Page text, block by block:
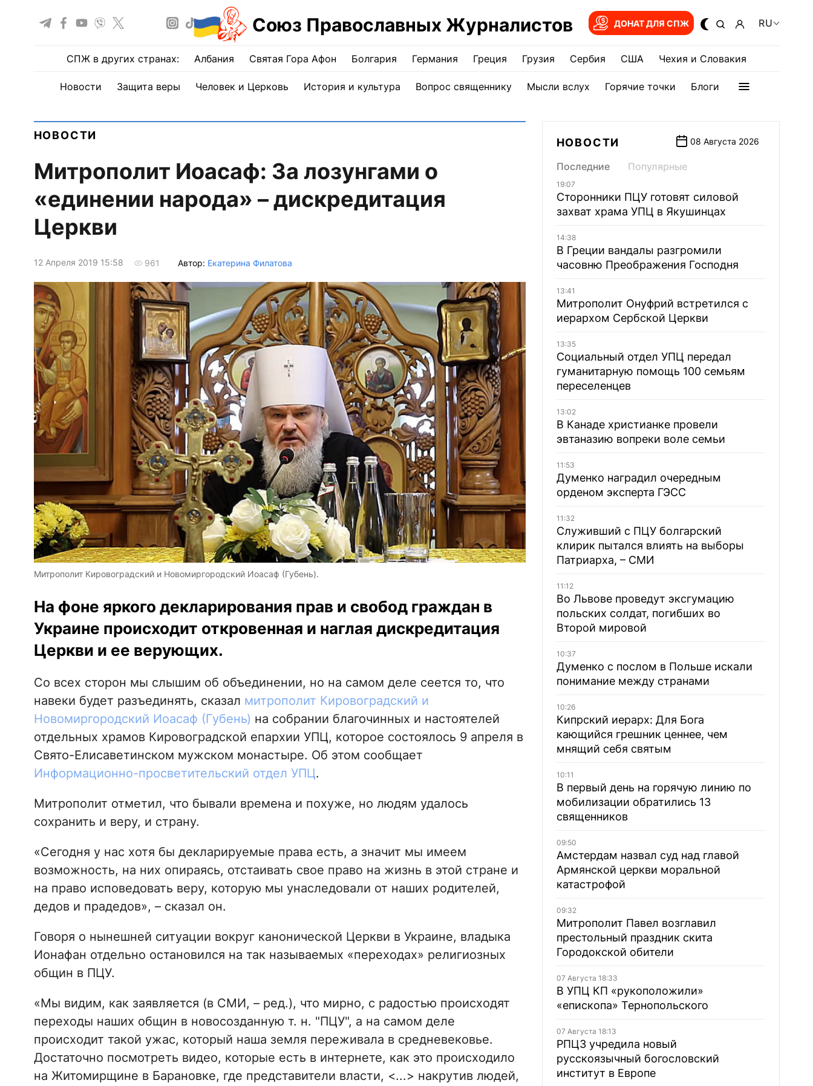
Союз Православных Журналистов ДОНАТ ДЛЯ СПЖ RU
СПЖ в других странах: Албания Святая Гора Афон Болгария Германия Греция Грузия Сербия США Чехия и Словакия
Новости Защита веры Человек и Церковь История и культура Вопрос священнику Мысли вслух Горячие точки Блоги
НОВОСТИ
Митрополит Иоасаф: За лозунгами о
«единении народа» – дискредитация
Церкви
12 Апреля 2019 15:58 961 Автор: Екатерина Филатова
Митрополит Кировоградский и Новомиргородский Иоасаф (Губень).
На фоне яркого декларирования прав и свобод граждан в
Украине происходит откровенная и наглая дискредитация
Церкви и ее верующих.
Со всех сторон мы слышим об объединении, но на самом деле сеется то, что
навеки будет разъединять, сказал митрополит Кировоградский и
Новомиргородский Иоасаф (Губень) на собрании благочинных и настоятелей
отдельных храмов Кировоградской епархии УПЦ, которое состоялось 9 апреля в
Свято-Елисаветинском мужском монастыре. Об этом сообщает
Информационно-просветительский отдел УПЦ.
Митрополит отметил, что бывали времена и похуже, но людям удалось
сохранить и веру, и страну.
«Сегодня у нас хотя бы декларируемые права есть, а значит мы имеем
возможность, на них опираясь, отстаивать свое право на жизнь в этой стране и
на право исповедовать веру, которую мы унаследовали от наших родителей,
дедов и прадедов», – сказал он.
Говоря о нынешней ситуации вокруг канонической Церкви в Украине, владыка
Ионафан отдельно остановился на так называемых «переходах» религиозных
общин в ПЦУ.
«Мы видим, как заявляется (в СМИ, – ред.), что мирно, с радостью происходят
переходы наших общин в новосозданную т. н. "ПЦУ", а на самом деле
происходит такой ужас, который наша земля переживала в средневековье.
Достаточно посмотреть видео, которые есть в интернете, как это происходило
на Житомирщине в Барановке, где представители власти, <...> накрутив людей,
НОВОСТИ 08 Августа 2026
Последние Популярные
19:07
Сторонники ПЦУ готовят силовой
захват храма УПЦ в Якушинцах
14:38
В Греции вандалы разгромили
часовню Преображения Господня
13:41
Митрополит Онуфрий встретился с
иерархом Сербской Церкви
13:35
Социальный отдел УПЦ передал
гуманитарную помощь 100 семьям
переселенцев
13:02
В Канаде христианке провели
эвтаназию вопреки воле семьи
11:53
Думенко наградил очередным
орденом эксперта ГЭСС
11:32
Служивший с ПЦУ болгарский
клирик пытался влиять на выборы
Патриарха, – СМИ
11:12
Во Львове проведут эксгумацию
польских солдат, погибших во
Второй мировой
10:37
Думенко с послом в Польше искали
понимание между странами
10:26
Кипрский иерарх: Для Бога
кающийся грешник ценнее, чем
мнящий себя святым
10:11
В первый день на горячую линию по
мобилизации обратились 13
священников
09:50
Амстердам назвал суд над главой
Армянской церкви моральной
катастрофой
09:32
Митрополит Павел возглавил
престольный праздник скита
Городокской обители
07 Августа 18:33
В УПЦ КП «рукоположили»
«епископа» Тернопольского
07 Августа 18:13
РПЦЗ учредила новый
русскоязычный богословский
институт в Европе